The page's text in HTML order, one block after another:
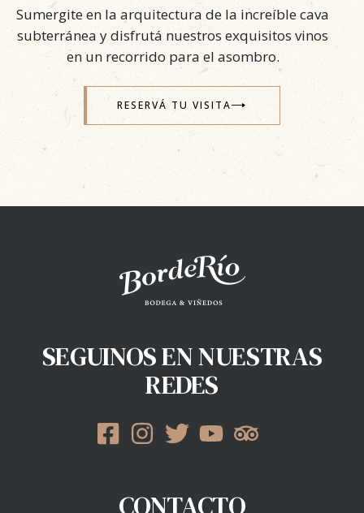
Sumergite en la arquitectura de la increíble cava
subterráneay disfrutá nuestros exquisitos vinos
en un recorrido para el asombro.
RESERVÁ TU VISITA
SEGUINOS EN NUESTRAS
REDES
CONTACTO